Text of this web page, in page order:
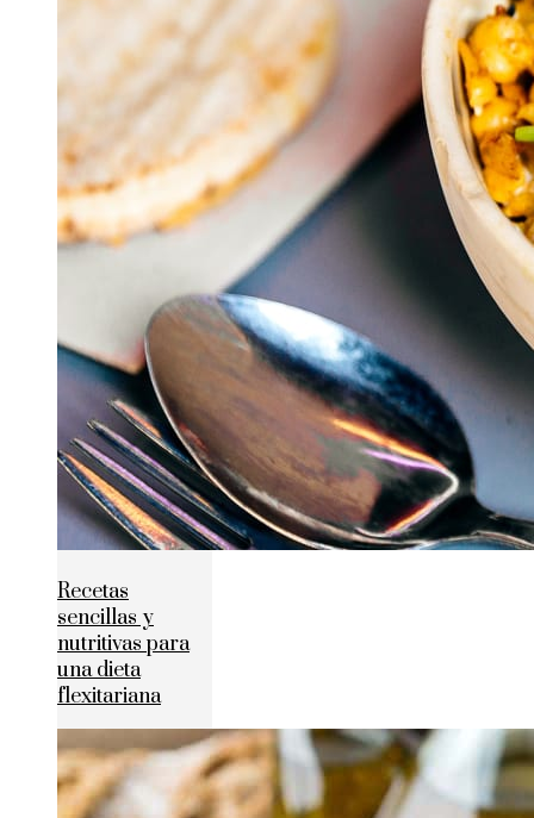
Recetas
sencillas y
nutritivas para
una dieta
flexitariana